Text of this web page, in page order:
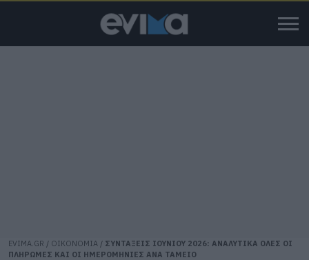
EVIMA.GR / ΟΙΚΟΝΟΜΙΑ / ΣΥΝΤΑΞΕΙΣ ΙΟΥΝΙΟΥ 2026: ΑΝΑΛΥΤΙΚΑ ΟΛΕΣ ΟΙ
ΠΛΗΡΩΜΕΣ ΚΑΙ ΟΙ ΗΜΕΡΟΜΗΝΙΕΣ ΑΝΑ ΤΑΜΕΙΟ